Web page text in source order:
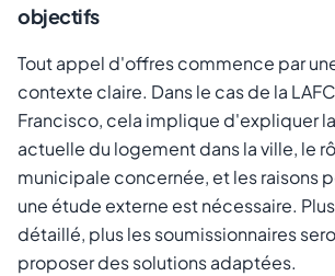
objectifs
Tout appel d'offres commence par
contexte claire. Dans le cas de la
Francisco, cela implique d'expliquer
actuelle du logement dans la ville, le
municipale concernée, et les raisons
une étude externe est nécessaire.
détaillé, plus les soumissionnaires
proposer des solutions adaptées.